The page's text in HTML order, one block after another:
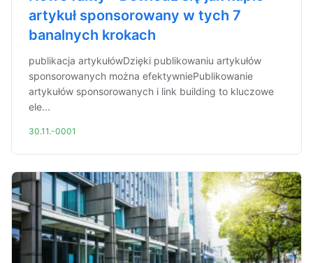
artykuł sponsorowany w tych 7
banalnych krokach
publikacja artykułówDzięki publikowaniu artykułów
sponsorowanych można efektywniePublikowanie
artykułów sponsorowanych i link building to kluczowe
ele...
30.11.-0001